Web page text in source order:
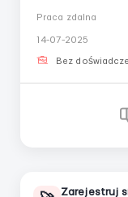
pracyJasne i
system
Praca zdalna
14-07-2025
Bez
Zarejestruj